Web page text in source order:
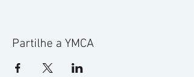
Partilhe a YMCA